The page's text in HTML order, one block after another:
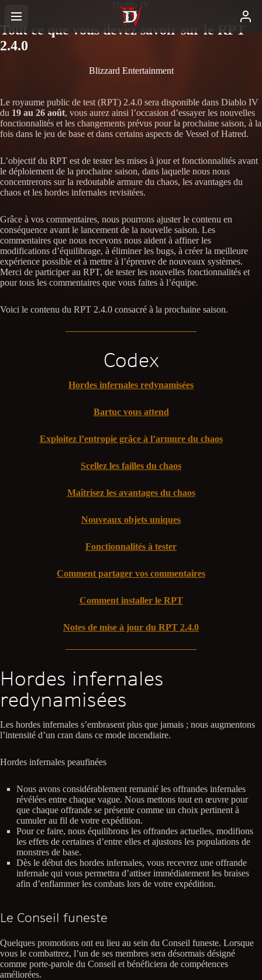
Diablo IV
Tout ce que vous devez savoir sur le RPT
2.4.0
Blizzard Entertainment
Le royaume public de test (RPT) 2.4.0 sera disponible dans Diablo IV
du 19 au 26 août, vous aurez ainsi l’occasion d’essayer les nouvelles
fonctionnalités et les changements prévus pour la prochaine saison, à la
fois dans le jeu de base et dans certains aspects de Vessel of Hatred.
L’objectif du RPT est de tester les mises à jour et fonctionnalités avant
le déploiement de la prochaine saison, dans laquelle nous nous
concentrerons sur la redoutable armure du chaos, les avantages du
chaos et les hordes infernales revisitées.
Grâce à vos commentaires, nous pourrons ajuster le contenu en
conséquence avant le lancement de la nouvelle saison. Les
commentaires que nous recevons nous aident à affiner les
modifications d’équilibrage, à éliminer les bugs, à créer la meilleure
expérience possible et à mettre à l’épreuve de nouveaux systèmes.
Merci de participer au RPT, de tester les nouvelles fonctionnalités et
pour tous les commentaires que vous faites à l’équipe.
Voici le contenu du RPT 2.4.0 consacré à la prochaine saison.
Codex
Hordes infernales redynamisées
Bartuc vous attend
Exploitez l’entropie grâce à l’armure du chaos
Scellez les failles du chaos
Maîtrisez les avantages du chaos
Nouveaux objets uniques
Fonctionnalités à tester
Comment partager vos commentaires
Comment installer le RPT
Notes de mise à jour du RPT 2.4.0
Hordes infernales
redynamisées
Les hordes infernales s’embrasent plus que jamais ; nous augmentons
l’intensité d’un cran dans ce mode incendiaire.
Hordes infernales peaufinées
Nous avons considérablement remanié les offrandes infernales
révélées entre chaque vague. Nous mettons tout en œuvre pour
que chaque offrande se présente comme un choix pertinent à
cumuler au fil de votre expédition.
Pour ce faire, nous équilibrons les offrandes actuelles, modifions
les effets de certaines d’entre elles et ajustons les populations de
monstres de base.
Dès le début des hordes infernales, vous recevrez une offrande
infernale qui vous permettra d’attiser immédiatement les braises
afin d’enflammer les combats lors de votre expédition.
Le Conseil funeste
Quelques promotions ont eu lieu au sein du Conseil funeste. Lorsque
vous le combattrez, l’un de ses membres sera désormais désigné
comme porte-parole du Conseil et bénéficiera de compétences
améliorées.